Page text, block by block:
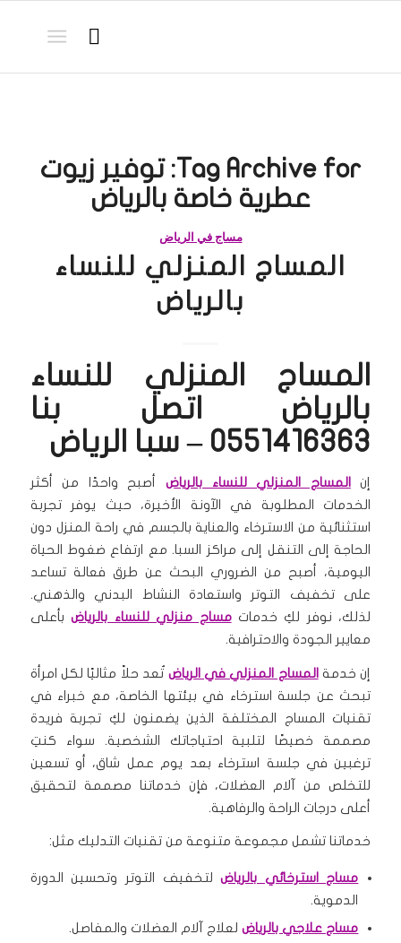
Tag Archive for: توفير زيوت
عطرية خاصة بالرياض
مساج في الرياض
المساج المنزلي للنساء
بالرياض
المساج المنزلي للنساء
بالرياض اتصل بنا
0551416363 – سبا الرياض
إن المساج المنزلي للنساء بالرياضأصبح واحدًا من أكثر
الخدمات المطلوبة في الآونة الأخيرة، حيث يوفر تجربة
استثنائية من الاسترخاء والعناية بالجسم في راحة المنزل دون
الحاجة إلى التنقل إلى مراكز السبا. مع ارتفاع ضغوط الحياة
اليومية، أصبح من الضروري البحث عن طرق فعالة تساعد
على تخفيف التوتر واستعادة النشاط البدني والذهني.
لذلك، نوفر لكِ خدماتمساج منزلي للنساء بالرياضبأعلى
معايير الجودة والاحترافية.
إن خدمة المساج المنزلي في الرياض تُعد حلاً مثاليًا لكل امرأة
تبحث عن جلسة استرخاء في بيئتها الخاصة، مع خبراء في
تقنيات المساج المختلفة الذين يضمنون لكِ تجربة فريدة
مصممة خصيصًا لتلبية احتياجاتك الشخصية. سواء كنتِ
ترغبين في جلسة استرخاء بعد يوم عمل شاق، أو تسعين
للتخلص من آلام العضلات، فإن خدماتنا مصممة لتحقيق
أعلى درجات الراحة والرفاهية.
خدماتنا تشمل مجموعة متنوعة من تقنيات التدليك مثل:
مساج استرخائي بالرياضلتخفيف التوتر وتحسين الدورة
الدموية.
مساج علاجي بالرياضلعلاج آلام العضلات والمفاصل.